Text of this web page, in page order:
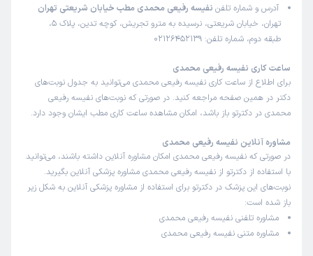
آدرس و شماره تلفن نفیسه رفیعی محمدی مطب خیابان شریعتی تهران
تهران، خیابان شریعتی، نرسیده به مترو تجریش، کوچه تدین، پلاک 5،
طبقه دوم، شماره تلفن: 02126452139
ساعت کاری نفیسه رفیعی محمدی
برای اطلاع از ساعت کاری نفیسه رفیعی محمدی می‌توانید به جدول نوبت‌های
دکتر در همین صفحه مراجعه کنید. در صورتی که نوبت‌های نفیسه رفیعی
محمدی در دکترتو باز باشد، امکان مشاهده ساعت کاری مطب ایشان وجود دارد.
مشاوره آنلاین نفیسه رفیعی محمدی
در صورتی که نفیسه رفیعی محمدی امکان مشاوره آنلاین داشته باشند، می‌توانید
با استفاده از دکترتو از نفیسه رفیعی محمدی مشاوره پزشکی آنلاین بگیرید.
نوبت‌های این پزشک در دکترتو برای استفاده از مشاوره پزشکی آنلاین به شکل زیر
باز شده است:
مشاوره تلفنی نفیسه رفیعی محمدی
مشاوره متنی نفیسه رفیعی محمدی